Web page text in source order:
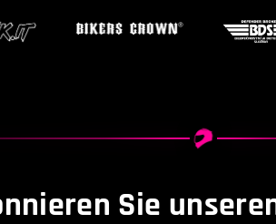
Sie